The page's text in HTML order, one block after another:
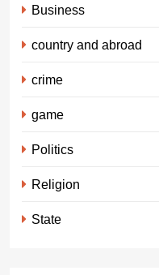
Business
country and abroad
crime
game
Politics
Religion
State